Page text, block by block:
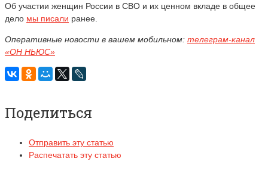
Об участии женщин России в СВО и их ценном вкладе в общее
дело мы писали ранее.
Оперативные новости в вашем мобильном: телеграм-канал
«ОН НЬЮС»
Поделиться
Отправить эту статью
Распечатать эту статью